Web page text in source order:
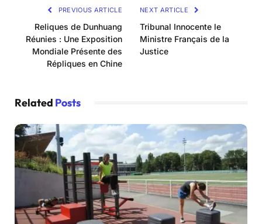
PREVIOUS ARTICLE
Reliques de Dunhuang
Réunies : Une Exposition
Mondiale Présente des
Répliques en Chine
NEXT ARTICLE
Tribunal Innocente le
Ministre Français de la
Justice
Related Posts